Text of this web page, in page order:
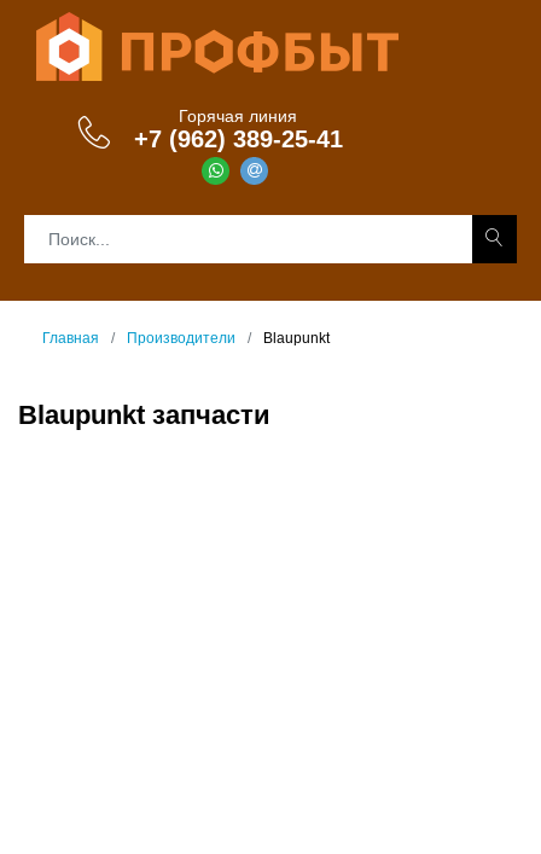
Горячая линия
+7 (962) 389-25-41
Главная Производители Blaupunkt
Blaupunkt запчасти